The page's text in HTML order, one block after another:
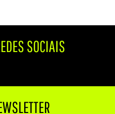
SOCIAIS